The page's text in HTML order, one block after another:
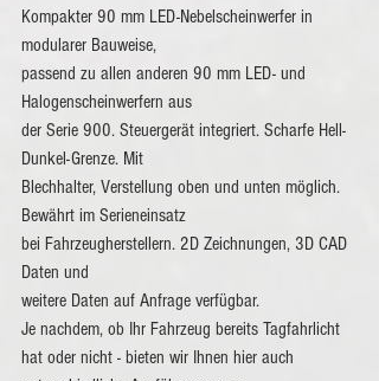
Kompakter 90 mm LED-Nebelscheinwerfer in
modularer Bauweise,
passend zu allen anderen 90 mm LED- und
Halogenscheinwerfern aus
der Serie 900. Steuergerät integriert. Scharfe Hell-
Dunkel-Grenze. Mit
Blechhalter, Verstellung oben und unten möglich.
Bewährt im Serieneinsatz
bei Fahrzeugherstellern. 2D Zeichnungen, 3D CAD
Daten und
weitere Daten auf Anfrage verfügbar.
Je nachdem, ob Ihr Fahrzeug bereits Tagfahrlicht
hat oder nicht - bieten wir Ihnen hier auch